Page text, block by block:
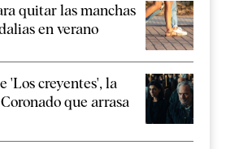
quitar las manchas
en verano
'Los creyentes', la
que arrasa